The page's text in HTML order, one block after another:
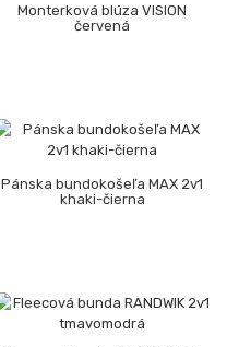
Monterková blúza VISION
červená
Pánska bundokošeľa MAX 2v1
khaki-čierna